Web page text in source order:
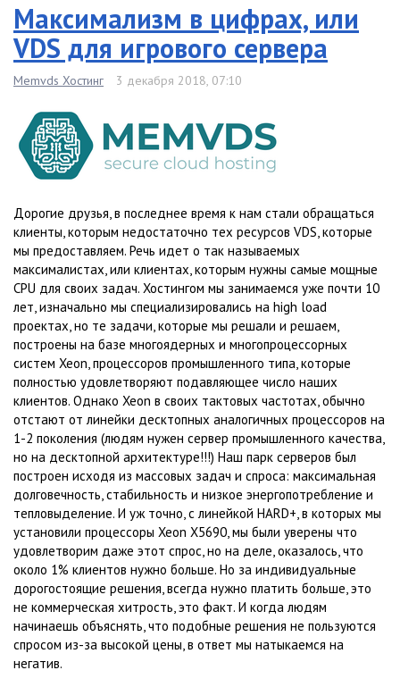
Максимализм в цифрах, или
VDS для игрового сервера
Memvds Хостинг 3 декабря 2018, 07:10
Дорогие друзья, в последнее время к нам стали обращаться
клиенты, которым недостаточно тех ресурсов VDS, которые
мы предоставляем. Речь идет о так называемых
максималистах, или клиентах, которым нужны самые мощные
CPU для своих задач. Хостингом мы занимаемся уже почти 10
лет, изначально мы специализировались на high load
проектах, но те задачи, которые мы решали и решаем,
построены на базе многоядерных и многопроцессорных
систем Xeon, процессоров промышленного типа, которые
полностью удовлетворяют подавляющее число наших
клиентов. Однако Xeon в своих тактовых частотах, обычно
отстают от линейки десктопных аналогичных процессоров на
1-2 поколения (людям нужен сервер промышленного качества,
но на десктопной архитектуре!!!) Наш парк серверов был
построен исходя из массовых задач и спроса: максимальная
долговечность, стабильность и низкое энергопотребление и
тепловыделение. И уж точно, с линейкой HARD+, в которых мы
установили процессоры Xeon X5690, мы были уверены что
удовлетворим даже этот спрос, но на деле, оказалось, что
около 1% клиентов нужно больше. Но за индивидуальные
дорогостоящие решения, всегда нужно платить больше, это
не коммерческая хитрость, это факт. И когда людям
начинаешь объяснять, что подобные решения не пользуются
спросом из-за высокой цены, в ответ мы натыкаемся на
негатив.